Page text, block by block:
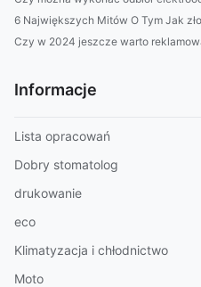
6 Największych Mitów O Tym Jak
Czy w 2024 jeszcze warto
Informacje
Lista opracowań
Dobry stomatolog
drukowanie
eco
Klimatyzacja i chłodnictwo
Moto